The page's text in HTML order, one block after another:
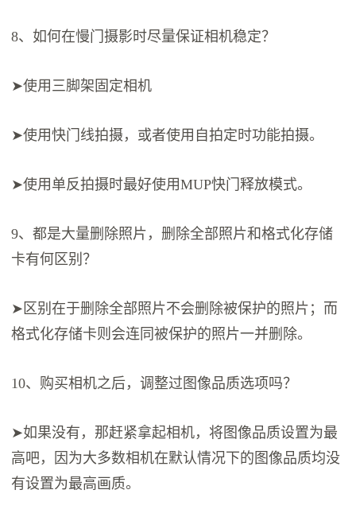
8、如何在慢门摄影时尽量保证相机稳定？
➤使用三脚架固定相机
➤使用快门线拍摄，或者使用自拍定时功能拍摄。
➤使用单反拍摄时最好使用MUP快门释放模式。
9、都是大量删除照片，删除全部照片和格式化存储
卡有何区别？
➤区别在于删除全部照片不会删除被保护的照片；而
格式化存储卡则会连同被保护的照片一并删除。
10、购买相机之后，调整过图像品质选项吗？
➤如果没有，那赶紧拿起相机，将图像品质设置为最
高吧，因为大多数相机在默认情况下的图像品质均没
有设置为最高画质。